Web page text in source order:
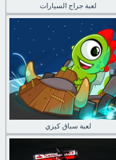
لعبة جراج السيارات
لعبة سباق كيزي